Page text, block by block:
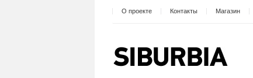
О проекте Контакты Магазин